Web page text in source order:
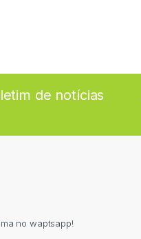
de notícias
no waptsapp!